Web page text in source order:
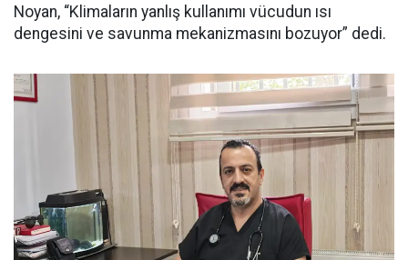
Noyan, “Klimaların yanlış kullanımı vücudun ısı
dengesini ve savunma mekanizmasını bozuyor” dedi.